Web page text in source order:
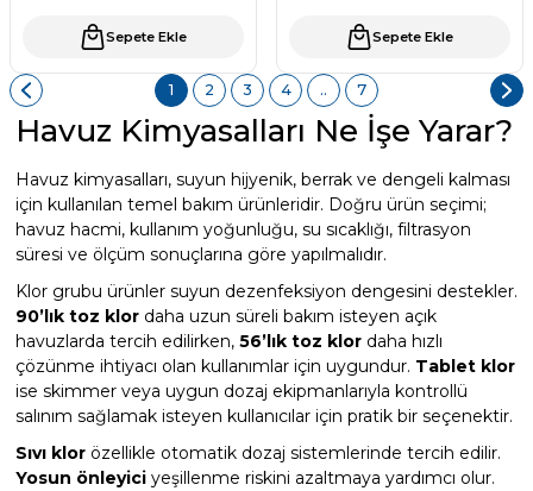
Sepete Ekle Sepete Ekle
1 2 3 4 .. 7
Havuz Kimyasalları Ne İşe Yarar?
Havuz kimyasalları, suyun hijyenik, berrak ve dengeli kalması
için kullanılan temel bakım ürünleridir. Doğru ürün seçimi;
havuz hacmi, kullanım yoğunluğu, su sıcaklığı, filtrasyon
süresi ve ölçüm sonuçlarına göre yapılmalıdır.
Klor grubu ürünler suyun dezenfeksiyon dengesini destekler.
90’lık toz klor daha uzun süreli bakım isteyen açık
havuzlarda tercih edilirken, 56’lık toz klor daha hızlı
çözünme ihtiyacı olan kullanımlar için uygundur. Tablet klor
ise skimmer veya uygun dozaj ekipmanlarıyla kontrollü
salınım sağlamak isteyen kullanıcılar için pratik bir seçenektir.
Sıvı klor özellikle otomatik dozaj sistemlerinde tercih edilir.
Yosun önleyici yeşillenme riskini azaltmaya yardımcı olur.